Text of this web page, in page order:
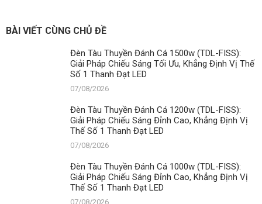
BÀI VIẾT CÙNG CHỦ ĐỀ
Đèn Tàu Thuyền Đánh Cá 1500w (TDL-FISS):
Giải Pháp Chiếu Sáng Tối Ưu, Khẳng Định Vị Thế
Số 1 Thanh Đạt LED
07/08/2026
Đèn Tàu Thuyền Đánh Cá 1200w (TDL-FISS):
Giải Pháp Chiếu Sáng Đỉnh Cao, Khẳng Định Vị
Thế Số 1 Thanh Đạt LED
07/08/2026
Đèn Tàu Thuyền Đánh Cá 1000w (TDL-FISS):
Giải Pháp Chiếu Sáng Đỉnh Cao, Khẳng Định Vị
Thế Số 1 Thanh Đạt LED
07/08/2026